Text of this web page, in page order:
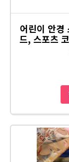
어린이 안경
드, 스포츠